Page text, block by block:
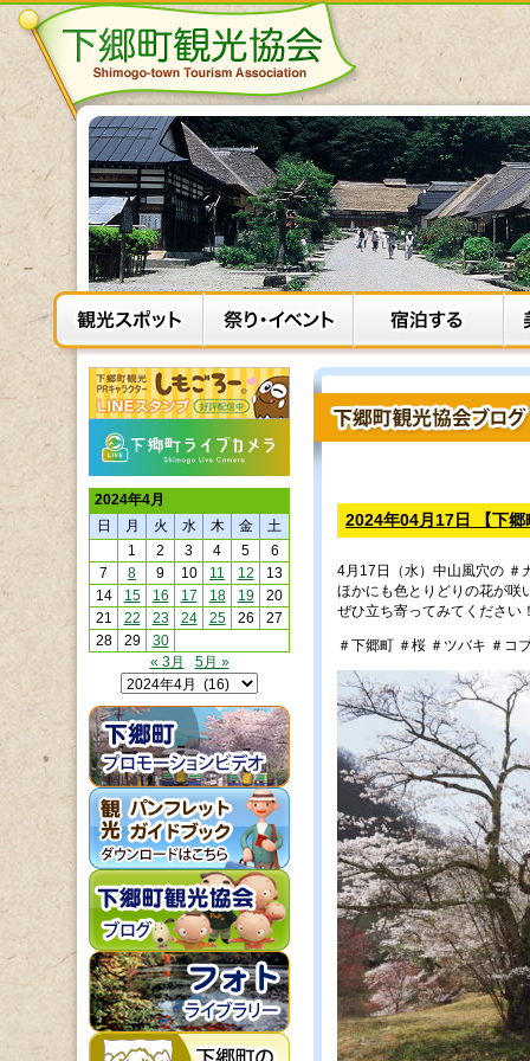
2024年04月17日 【下郷
4月17日（水）中山風穴の ＃
ほかにも色とりどりの花が咲
ぜひ立ち寄ってみてください
＃下郷町 ＃桜 ＃ツバキ ＃コ
2024年4月
日
月 火 水 木 金
土
1
2 3 4 5
6
7
8 9 10 11 12
13
14
15 16 17 18 19
20
21
22 23 24 25 26
27
28
29
30
« 3月
5月 »